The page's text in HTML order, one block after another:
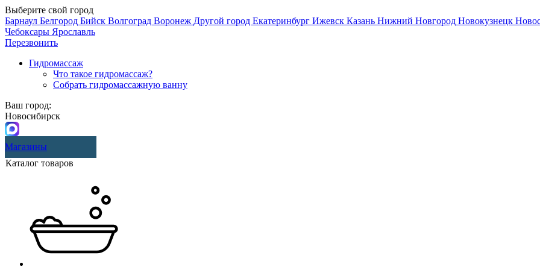
Выберите свой город
Барнаул Белгород Бийск Волгоград Воронеж Другой город Екатеринбург Ижевск Казань Нижний Новгород Новокузнецк
Чебоксары Ярославль
Перезвонить
Гидромассаж
Что такое гидромассаж?
Собрать гидромассажную ванну
Ваш город:
Новосибирск
Магазины
Каталог товаров